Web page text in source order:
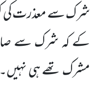
شرک سے معذرت
کے کہ شرک سے
مشرک تھے ہی